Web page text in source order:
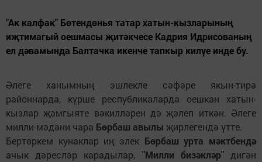
"Ак калфак" Бөтендөнья татар хатын-кызларының
иҗтимагый оешмасы җитәкчесе Кадрия Идрисованың
ел дәвамында Балтачка икенче тапкыр килүе инде бу.
Әлеге ханымның эшлекле сәфәре якын-тирә
районнарда, күрше республикаларда оешкан хатын-
кызлар җәмгыяте вәкилләрен дә җәлеп иткән. Әлеге
милли-мәдәни чара Бөрбаш авылы җирлегендә үтте.
Бертөркем кунаклар иң элек Бөрбаш урта мәктбендә
ачык дәресләр карадылар, "Милли бизәкләр"дигән